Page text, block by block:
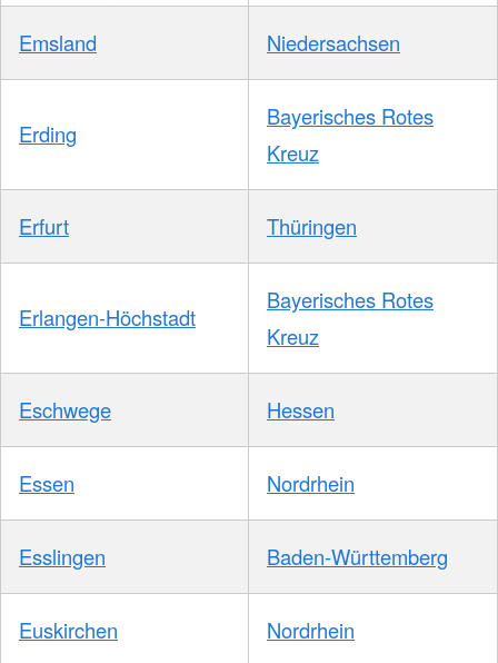
Emsland Niedersachsen
Erding
Bayerisches Rotes
Kreuz
Erfurt Thüringen
Erlangen-Höchstadt
Bayerisches Rotes
Kreuz
Eschwege Hessen
Essen Nordrhein
Esslingen Baden-Württemberg
Euskirchen Nordrhein